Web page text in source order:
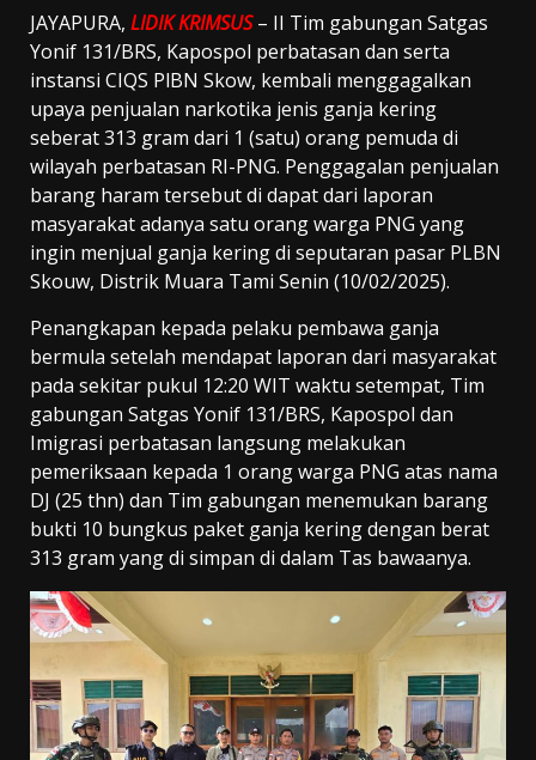
JAYAPURA, LIDIK KRIMSUS– II Tim gabungan Satgas
Yonif 131/BRS, Kapospol perbatasan dan serta
instansi CIQS PlBN Skow, kembali menggagalkan
upaya penjualan narkotika jenis ganja kering
seberat 313 gram dari 1 (satu) orang pemuda di
wilayah perbatasan RI-PNG. Penggagalan penjualan
barang haram tersebut di dapat dari laporan
masyarakat adanya satu orang warga PNG yang
ingin menjual ganja kering di seputaran pasar PLBN
Skouw, Distrik Muara Tami Senin (10/02/2025).
Penangkapan kepada pelaku pembawa ganja
bermula setelah mendapat laporan dari masyarakat
pada sekitar pukul 12:20 WIT waktu setempat, Tim
gabungan Satgas Yonif 131/BRS, Kapospol dan
Imigrasi perbatasan langsung melakukan
pemeriksaan kepada 1 orang warga PNG atas nama
DJ (25 thn) dan Tim gabungan menemukan barang
bukti 10 bungkus paket ganja kering dengan berat
313 gram yang di simpan di dalam Tas bawaanya.